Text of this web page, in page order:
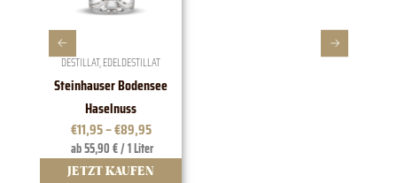
DESTILLAT,EDELDESTILLAT
Steinhauser Bodensee
Haselnuss
€11,95–€89,95
ab 55,90 € / 1 Liter
JETZT KAUFEN